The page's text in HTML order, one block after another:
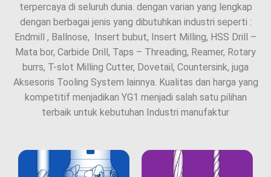
terpercaya di seluruh dunia. dengan varian yang lengkap
dengan berbagai jenis yang dibutuhkan industri seperti :
Endmill , Ballnose, Insert bubut, Insert Milling, HSS Drill –
Mata bor, Carbide Drill, Taps – Threading, Reamer, Rotary
burrs, T-slot Milling Cutter, Dovetail, Countersink, juga
Aksesoris Tooling System lainnya. Kualitas dan harga yang
kompetitif menjadikan YG1 menjadi salah satu pilihan
terbaik untuk kebutuhan Industri manufaktur